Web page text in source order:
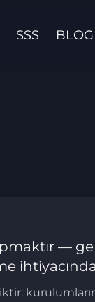
SSS BLOG
—